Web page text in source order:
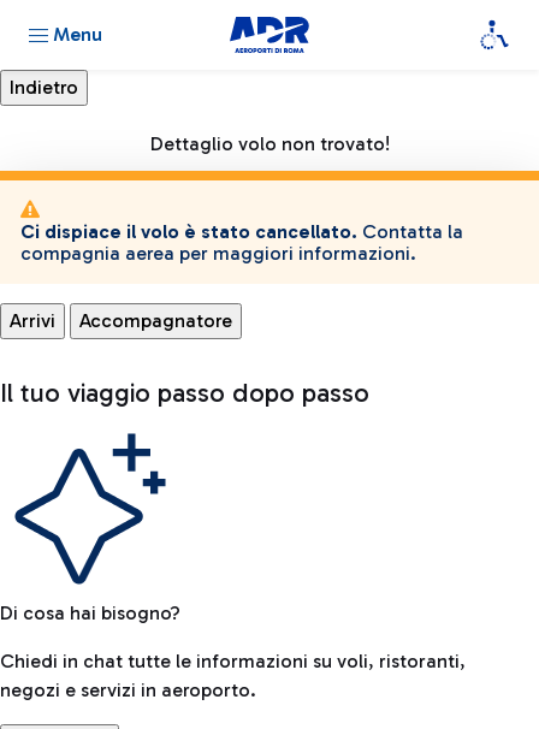
Menu
Dettaglio volo non trovato!
Ci dispiace il volo è stato cancellato. Contatta la
compagnia aerea per maggiori informazioni.
Arrivi Accompagnatore
Il tuo viaggio passo dopo passo
Di cosa hai bisogno?
Chiedi in chat tutte le informazioni su voli, ristoranti,
negozi e servizi in aeroporto.